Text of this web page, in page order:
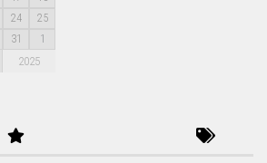
24
25
31 1
2025